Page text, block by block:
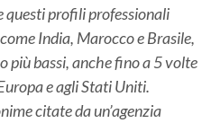
questi profili professionali
India, Marocco e Brasile,
più bassi, anche fino a 5 volte
e agli Stati Uniti.
citate da un’agenzia